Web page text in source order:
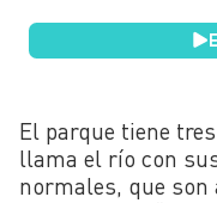
El parque tiene
llama el río con
normales, que son